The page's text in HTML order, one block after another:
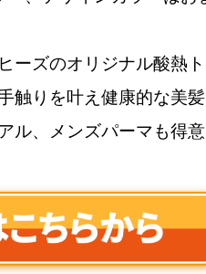
ーズのオリジナル酸熱
触りを叶え健康的な美
ル、メンズパーマも得